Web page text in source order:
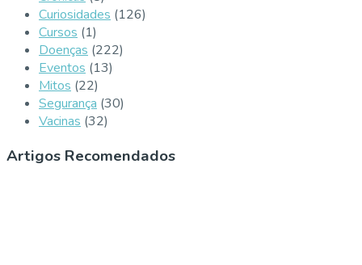
Curiosidades (126)
Cursos (1)
Doenças (222)
Eventos (13)
Mitos (22)
Segurança (30)
Vacinas (32)
Artigos Recomendados